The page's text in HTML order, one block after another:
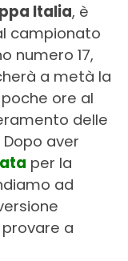
Italia, è
campionato
numero 17,
a metà la
ore al
delle
Dopo aver
per la
ad
a